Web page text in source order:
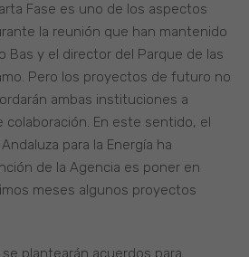
Fase es uno de los aspectos
la reunión que han mantenido
Bas y el director del Parque de las
Pero los proyectos de futuro no
ambas instituciones a
colaboración. En este sentido, el
para la Energía ha
de la Agencia es poner en
meses algunos proyectos
plantearán acuerdos para